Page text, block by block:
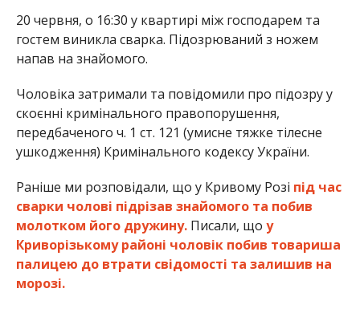
20 червня, о 16:30 у квартирі між господарем та
гостем виникла сварка. Підозрюваний з ножем
напав на знайомого.
Чоловіка затримали та повідомили про підозру у
скоєнні кримінального правопорушення,
передбаченого ч. 1 ст. 121 (умисне тяжке тілесне
ушкодження) Кримінального кодексу України.
Раніше ми розповідали, що у Кривому Розі під час
сварки чолові підрізав знайомого та побив
молотком його дружину.Писали, що у
Криворізькому районі чоловік побив товариша
палицею до втрати свідомості та залишив на
морозі.